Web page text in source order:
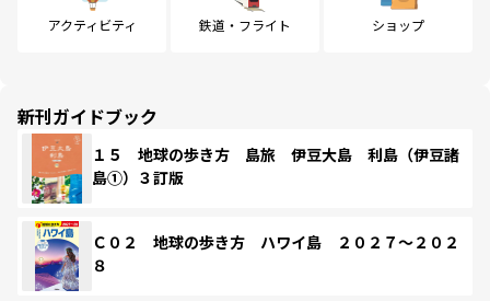
アクティビティ 鉄道・フライト ショップ
新刊ガイドブック
１５ 地球の歩き方 島旅 伊豆大島 利島（伊豆諸
島①）３訂版
Ｃ０２ 地球の歩き方 ハワイ島 ２０２７～２０２
８